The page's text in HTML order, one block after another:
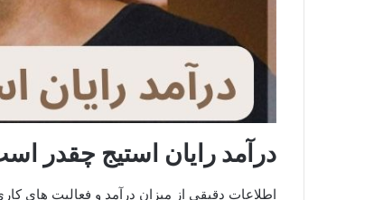
درآمد رایان استیج چقدر
اطلاعات دقیقی از میزان درآمد و فعالیت های